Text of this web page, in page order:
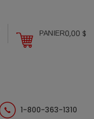
PANIER0,00 $
1-800-363-1310